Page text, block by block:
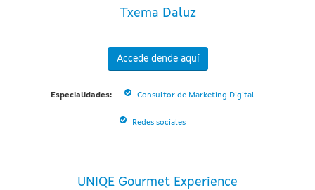
Txema Daluz
Accede dende aquí
Especialidades: Consultor de Marketing Digital
Redes sociales
UNIQE Gourmet Experience